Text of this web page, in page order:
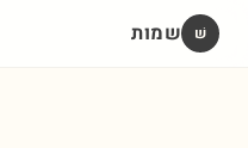
שׁ שמות